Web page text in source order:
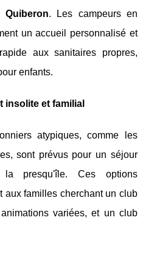
Quiberon. Les campeurs en
un accueil personnalisé et
aux sanitaires propres,
enfants.
insolite et familial
atypiques, comme les
sont prévus pour un séjour
presqu'île. Ces options
aux familles cherchant un club
variées, et un club